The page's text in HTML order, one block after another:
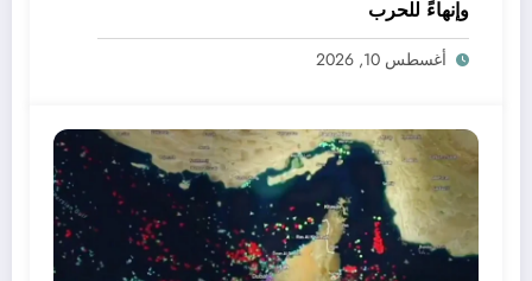
وإنهاءً للحرب
أغسطس 10, 2026